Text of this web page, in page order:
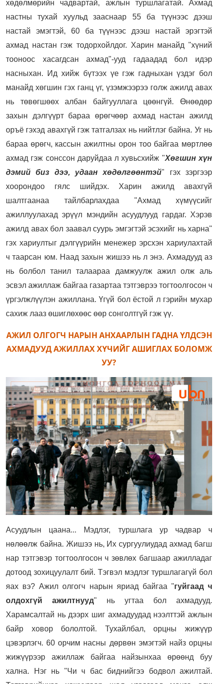
хөдөлмөрийн чадвартай, ажлын туршлагатай. Ахмад
настны тухай хуульд зааснаар 55 ба түүнээс дээш
настай эмэгтэй, 60 ба түүнээс дээш настай эрэгтэй
ахмад настан гэж тодорхойлдог. Харин манайд "хүний
тооноос хасагдсан ахмад"-ууд гадаадад бол идэр
насныхан.
Ид хийж бүтээх үе гэж гадныхан үздэг бол
манайд хөгшин гэх ганц үг, үзэмжээрээ голж ажилд авах
нь төвөгшөөх албан байгууллага цөөнгүй. Өнөөдөр
захын дэлгүүрт бараа өрөгчөөр ахмад настан ажилд
оръё гэхэд авахгүй гэж татгалзах нь нийтлэг байна. Уг нь
бараа өрөгч, кассын ажилтны орон тоо байгаа мөртлөө
ахмад гэж сонссон даруйдаа л хувьсхийж "Хөгшин хүн
дэмий биз дээ, удаан хөдөлгөөнтэй" гэх зэргээр
хоорондоо гялс шийдэх. Харин ажилд авахгүй
шалтгаанаа тайлбарлахдаа "Ахмад хүмүүсийг
ажиллуулахад эрүүл мэндийн асуудлууд гардаг. Хэрэв
ажилд авах бол заавал суурь эмгэгтэй эсэхийг нь харна"
гэх хариултыг дэлгүүрийн менежер эрсхэн хариулахтай
ч таарсан юм. Наад захын жишээ нь л энэ. Ахмадууд аз
нь болбол танил талаараа дамжуулж ажил олж аль
эсвэл ажиллаж байгаа газартаа тэтгэврээ тогтоолгосон ч
үргэлжлүүлэн ажиллана. Үгүй бол ёстой л гэрийн мухар
сахиж лааз өшиглөхөөс өөр сонголтгүй гэж үү.
АЖИЛ ОЛГОГЧ НАРЫН АНХААРЛЫН ГАДНА ҮЛДСЭН
АХМАДУУД АЖИЛЛАХ ХҮЧИЙГ АШИГЛАХ БОЛОМЖ
УУ?
Асуудлын цаана... Мэдлэг, туршлага ур чадвар ч
нөлөөлж байна. Жишээ нь, Их сургуулиудад ахмад багш
нар тэтгэвэр тогтоолгосон ч зөвлөх багшаар ажилладаг
дотоод зохицуулалт бий. Тэгвэл мэдлэг туршлагагүй бол
яах вэ? Ажил олгогч нарын яриад байгаа "гуйгаад ч
олдохгүй ажилтнууд" нь угтаа бол ахмадууд.
Харамсалтай нь дээрх шиг ахмадуудад нээлттэй ажлын
байр ховор бололтой. Тухайлбал, орцны жижүүр
цэвэрлэгч. 60 орчим насны дөрвөн эмэгтэй найз орцны
жижүүрээр ажиллаж байгаа найзынхаа өрөөнд буу
хална.
Нэг нь "Чи ч бас биднийгээ бодвол ажилтай.